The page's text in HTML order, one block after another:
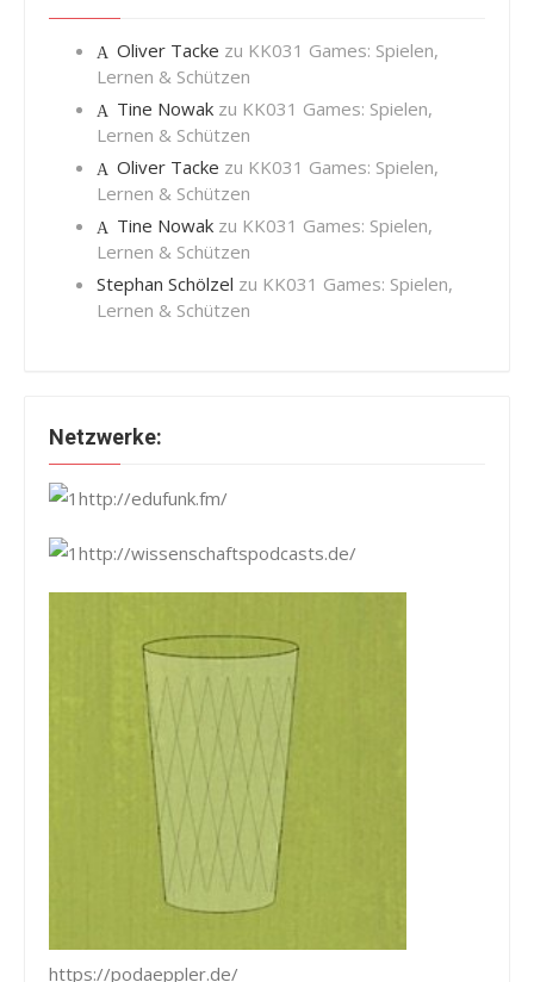
Oliver Tacke zu KK031 Games: Spielen,
Lernen & Schützen
Tine Nowak zu KK031 Games: Spielen,
Lernen & Schützen
Oliver Tacke zu KK031 Games: Spielen,
Lernen & Schützen
Tine Nowak zu KK031 Games: Spielen,
Lernen & Schützen
Stephan Schölzel zu KK031 Games: Spielen,
Lernen & Schützen
Netzwerke:
http://edufunk.fm/
http://wissenschaftspodcasts.de/
https://podaeppler.de/